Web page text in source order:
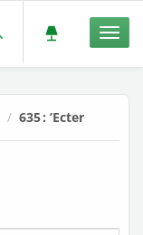
/ 635 : ’Ecter